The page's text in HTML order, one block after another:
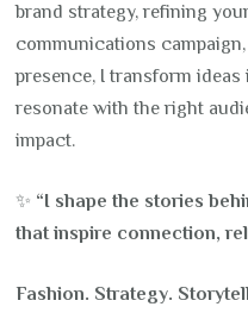
brand strategy, refining
communications
presence, I transform
resonate with the right
impact.
✨ “I shape the stories
that inspire connection,
Fashion. Strategy.